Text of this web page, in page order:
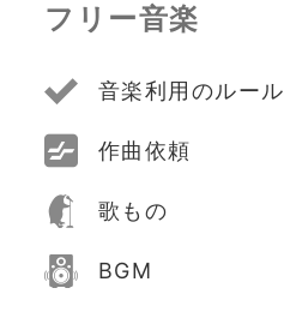
フリー音楽
音楽利用のルール
作曲依頼
歌もの
BGM